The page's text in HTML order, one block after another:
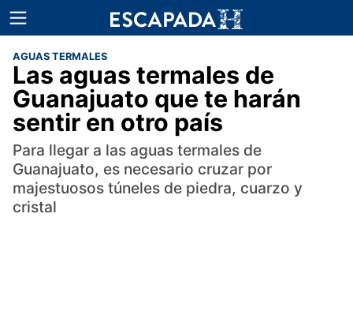
AGUAS TERMALES
Las aguas termales de
Guanajuato que te harán
sentir en otro país
Para llegar a las aguas termales de
Guanajuato, es necesario cruzar por
majestuosos túneles de piedra, cuarzo y
cristal